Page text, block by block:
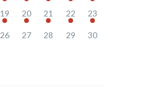
19 20 21 22 23
26 27 28 29 30